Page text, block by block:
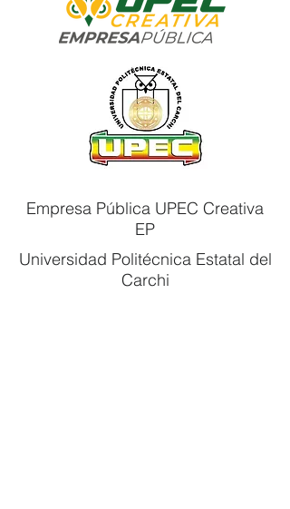
Empresa Pública UPEC Creativa
EP
Universidad Politécnica Estatal del
Carchi